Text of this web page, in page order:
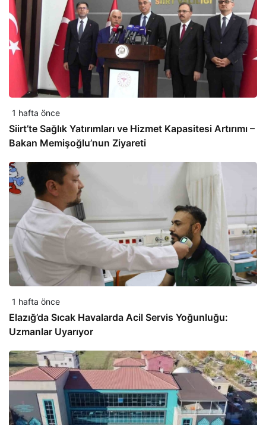
1 hafta önce
Siirt’te Sağlık Yatırımları ve Hizmet Kapasitesi Artırımı –
Bakan Memişoğlu’nun Ziyareti
1 hafta önce
Elazığ’da Sıcak Havalarda Acil Servis Yoğunluğu:
Uzmanlar Uyarıyor